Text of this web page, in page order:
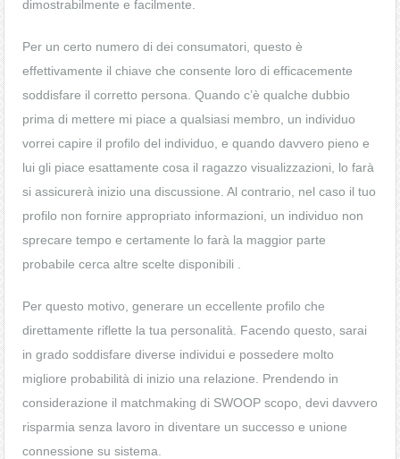
dimostrabilmente e facilmente.
Per un certo numero di dei consumatori, questo è
effettivamente il chiave che consente loro di efficacemente
soddisfare il corretto persona. Quando c’è qualche dubbio
prima di mettere mi piace a qualsiasi membro, un individuo
vorrei capire il profilo del individuo, e quando davvero pieno e
lui gli piace esattamente cosa il ragazzo visualizzazioni, lo farà
si assicurerà inizio una discussione. Al contrario, nel caso il tuo
profilo non fornire appropriato informazioni, un individuo non
sprecare tempo e certamente lo farà la maggior parte
probabile cerca altre scelte disponibili .
Per questo motivo, generare un eccellente profilo che
direttamente riflette la tua personalità. Facendo questo, sarai
in grado soddisfare diverse individui e possedere molto
migliore probabilità di inizio una relazione. Prendendo in
considerazione il matchmaking di SWOOP scopo, devi davvero
risparmia senza lavoro in diventare un successo e unione
connessione su sistema.